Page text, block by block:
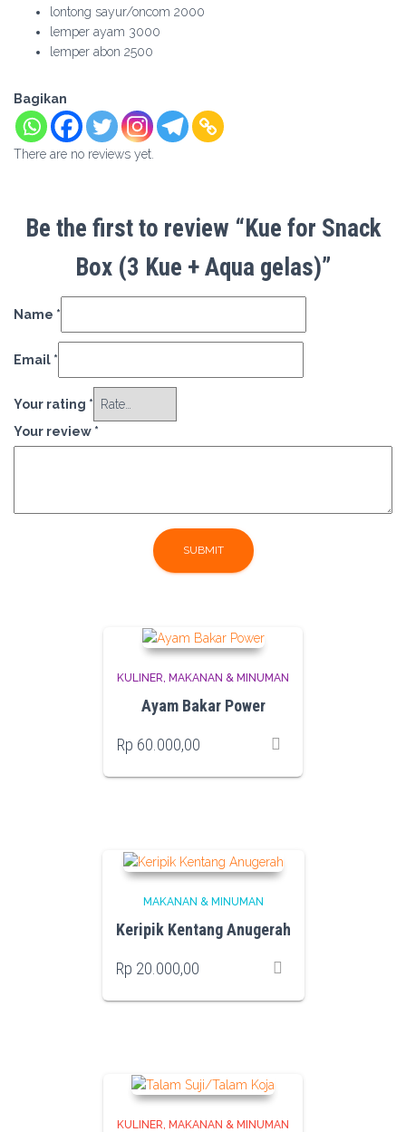
lontong sayur/oncom 2000
lemper ayam 3000
lemper abon 2500
Bagikan
There are no reviews yet.
Be the first to review “Kue for Snack
Box (3 Kue + Aqua gelas)”
Name *
Email *
Your rating *
Your review *
KULINER MAKANAN & MINUMAN
Ayam Bakar Power
Rp 60.000,00
MAKANAN & MINUMAN
Keripik Kentang Anugerah
Rp 20.000,00
KULINER MAKANAN & MINUMAN